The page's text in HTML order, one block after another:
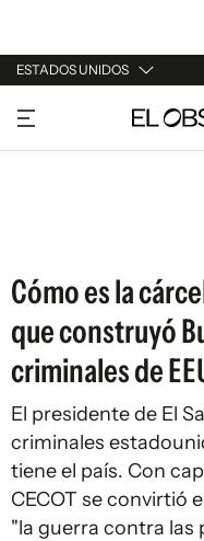
ESTADOS UNIDOS
URUGUAY
ARGENTINA
Cómo es la
que construyó
criminales de
El presidente de El
criminales
tiene el país. Con
CECOT se convirtió
"la guerra contra las